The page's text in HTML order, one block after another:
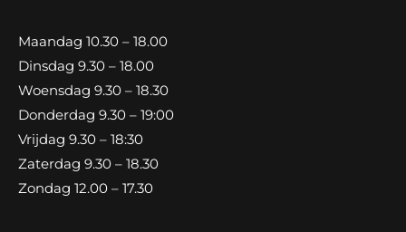
Maandag 10.30 – 18.00
Dinsdag 9.30 – 18.00
Woensdag 9.30 – 18.30
Donderdag 9.30 – 19:00
Vrijdag 9.30 – 18:30
Zaterdag 9.30 – 18.30
Zondag 12.00 – 17.30